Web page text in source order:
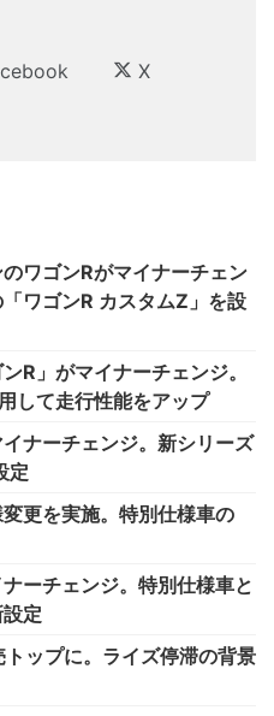
X
ワゴンRがマイナーチェン
ワゴンR カスタムZ」を設
R」がマイナーチェンジ。
して走行性能をアップ
ナーチェンジ。新シリーズ
定
更を実施。特別仕様車の
ーチェンジ。特別仕様車と
定
ップに。ライズ停滞の背景